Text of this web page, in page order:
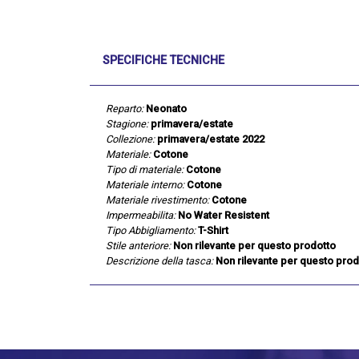
SPECIFICHE TECNICHE
Reparto: Neonato
Stagione: primavera/estate
Collezione: primavera/estate 2022
Materiale: Cotone
Tipo di materiale: Cotone
Materiale interno: Cotone
Materiale rivestimento: Cotone
Impermeabilita: No Water Resistent
Tipo Abbigliamento: T-Shirt
Stile anteriore: Non rilevante per questo prodotto
Descrizione della tasca: Non rilevante per questo